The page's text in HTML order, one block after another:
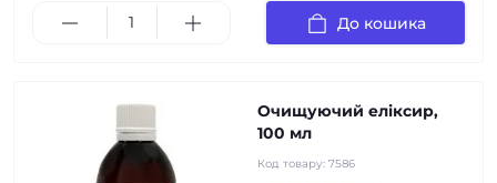
До кошика
Очищуючий еліксир,
100 мл
Код товару: 7586